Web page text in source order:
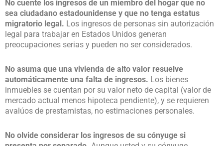
No cuente los ingresos de un miembro del hogar que no
sea ciudadano estadounidense y que no tenga estatus
migratorio legal. Los ingresos de personas sin autorización
legal para trabajar en Estados Unidos generan
preocupaciones serias y pueden no ser considerados.
No asuma que una vivienda de alto valor resuelve
automáticamente una falta de ingresos. Los bienes
inmuebles se cuentan por su valor neto de capital (valor de
mercado actual menos hipoteca pendiente), y se requieren
avalúos de prestamistas, no estimaciones personales.
No olvide considerar los ingresos de su cónyuge si